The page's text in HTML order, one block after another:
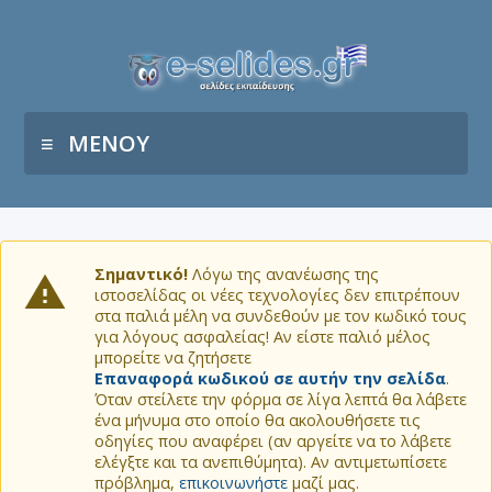
ΜΕΝΟΥ
Σημαντικό! Λόγω της ανανέωσης της
ιστοσελίδας οι νέες τεχνολογίες δεν επιτρέπουν
στα παλιά μέλη να συνδεθούν με τον κωδικό τους
για λόγους ασφαλείας! Αν είστε παλιό μέλος
μπορείτε να ζητήσετε
Επαναφορά κωδικού σε αυτήν την σελίδα.
Όταν στείλετε την φόρμα σε λίγα λεπτά θα λάβετε
ένα μήνυμα στο οποίο θα ακολουθήσετε τις
οδηγίες που αναφέρει (αν αργείτε να το λάβετε
ελέγξτε και τα ανεπιθύμητα). Αν αντιμετωπίσετε
πρόβλημα, επικοινωνήστε μαζί μας.